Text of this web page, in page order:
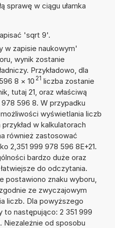
sprawę w ciągu ułamka
'sqrt 9'.
w zapisie naukowym'
wynik zostanie
Przykładowo, dla
8 × 10 21 liczba zostanie
tutaj 21, oraz właściwą
596 8. W przypadku
wyświetlania liczb
w kalkulatorach
również zastosować
2,351 999 978 596 8E+21.
bardzo duże oraz
do odczytania.
postawiono znaku wyboru,
ze zwyczajowym
liczb. Dla powyższego
to następująco: 2 351 999
od sposobu